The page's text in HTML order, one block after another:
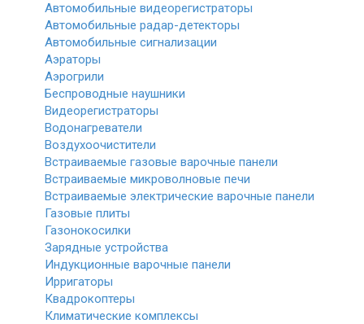
Автомобильные видеорегистраторы
Автомобильные радар-детекторы
Автомобильные сигнализации
Аэраторы
Аэрогрили
Беспроводные наушники
Видеорегистраторы
Водонагреватели
Воздухоочистители
Встраиваемые газовые варочные панели
Встраиваемые микроволновые печи
Встраиваемые электрические варочные панели
Газовые плиты
Газонокосилки
Зарядные устройства
Индукционные варочные панели
Ирригаторы
Квадрокоптеры
Климатические комплексы